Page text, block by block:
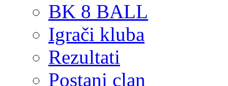
BK 8 BALL
Igrači kluba
Rezultati
Postani clan